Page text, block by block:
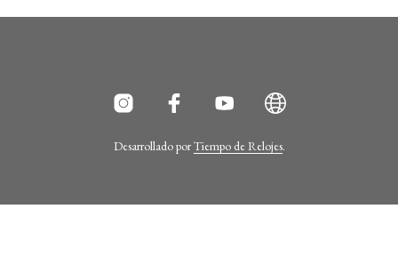
Desarrollado porTiempo de Relojes.